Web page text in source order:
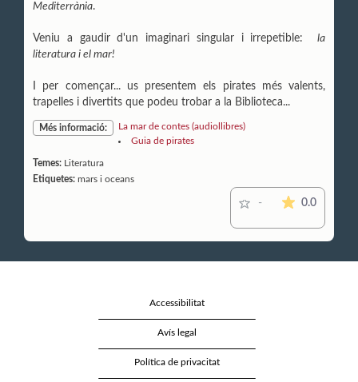
Mediterrània.
Veniu a gaudir d'un imaginari singular i irrepetible: la
literatura i el mar!
I per començar... us presentem els pirates més valents,
trapelles i divertits que podeu trobar a la Biblioteca...
Més informació:
La mar de contes (audiollibres)
Guia de pirates
Temes: Literatura
Etiquetes: mars i oceans
- 0.0La
Accessibilitat
Avís legal
Política de privacitat